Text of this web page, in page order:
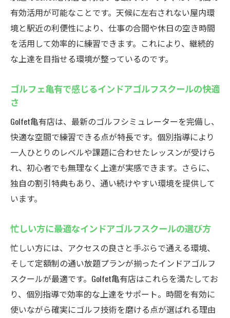
有効活用が可能なことです。天候に左右されない屋内環
境と駅近の利便性により、仕事の合間や休日の空き時間
を活用して効率的に練習できます。これにより、継続的
な上達を目指せる環境が整っているのです。
ゴルフェ亀有で感じるインドアゴルフスクールの快適
さ
Golfet亀有店は、最新のゴルフシミュレーターを完備し、
快適な空間で練習できる点が特長です。個別指導により
一人ひとりのレベルや課題に合わせたレッスンが受けら
れ、初心者でも無理なく上達が実感できます。さらに、
独自の割引特典もあり、通い続けやすい環境を提供して
います。
忙しい方に最適なインドアゴルフスクールの選び方
忙しい方には、アクセスの良さと手ぶらで通える環境、
そして定額制の通い放題プランが揃ったインドアゴルフ
スクールが最適です。Golfet亀有店はこれらを満たしてお
り、個別指導で効率的な上達をサポート。時間を有効に
使いながら確実にゴルフ技術を磨ける点が選ばれる理由